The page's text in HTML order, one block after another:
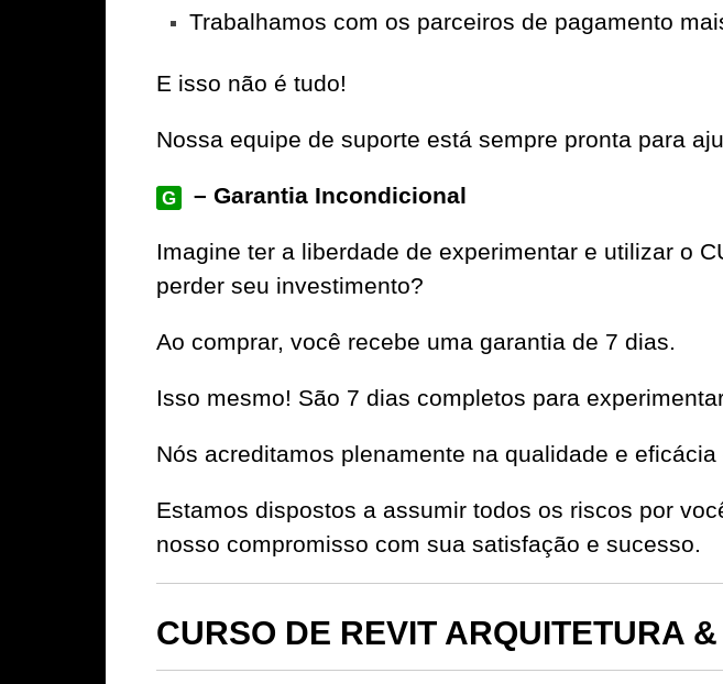
Trabalhamos com os parceiros de pagamento
E isso não é tudo!
Nossa equipe de suporte está sempre pronta para
G – Garantia Incondicional
Imagine ter a liberdade de experimentar e utilizar o
perder seu investimento?
Ao comprar, você recebe uma garantia de 7 dias.
Isso mesmo! São 7 dias completos para
Nós acreditamos plenamente na qualidade e
Estamos dispostos a assumir todos os riscos por
nosso compromisso com sua satisfação e sucesso.
CURSO DE REVIT ARQUITETURA